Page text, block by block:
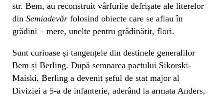
str. Bem, au reconstruit vârfurile defrișate ale literelor
din Semiadevăr folosind obiecte care se aflau în
grădini – mere, unelte pentru grădinărit, flori.
Sunt curioase și tangențele din destinele generalilor
Bem și Berling. După semnarea pactului Sikorski-
Maiski, Berling a devenit șeful de stat major al
Diviziei a 5-a de infanterie, aderând la armata Anders,